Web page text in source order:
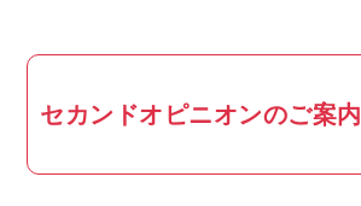
セカンドオピニオンのご案内